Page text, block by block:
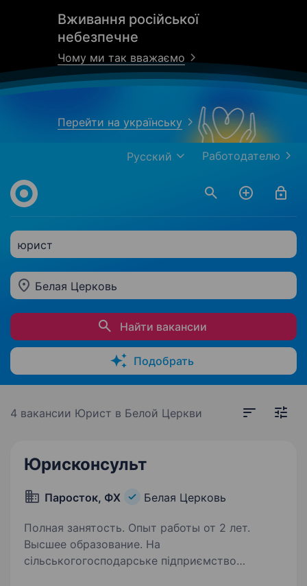
Вживання російської
небезпечне
Чому ми так вважаємо
Перейти на українську
Работодателю
Русский
юрист
Белая Церковь
Найти вакансии
Подобрать
4 вакансии Юрист в Белой Церкви
Юрисконсульт
Паросток, ФХ Белая Церковь
Полная занятость. Опыт работы от 2 лет.
Высшее образование. На
сільськогогосподарське підприємство